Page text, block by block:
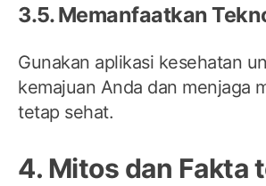
3.5. Memanfaatkan
Gunakan aplikasi kesehatan
kemajuan Anda dan menjaga
tetap sehat.
4. Mitos dan Fakta